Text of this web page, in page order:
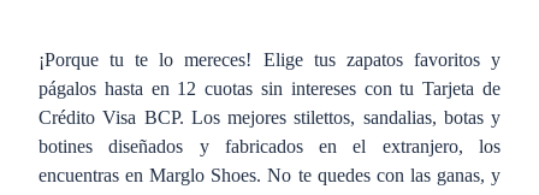
¡Porque tu te lo mereces! Elige tus zapatos favoritos y
págalos hasta en 12 cuotas sin intereses con tu Tarjeta de
Crédito Visa BCP. Los mejores stilettos, sandalias, botas y
botines diseñados y fabricados en el extranjero, los
encuentras en Marglo Shoes. No te quedes con las ganas, y